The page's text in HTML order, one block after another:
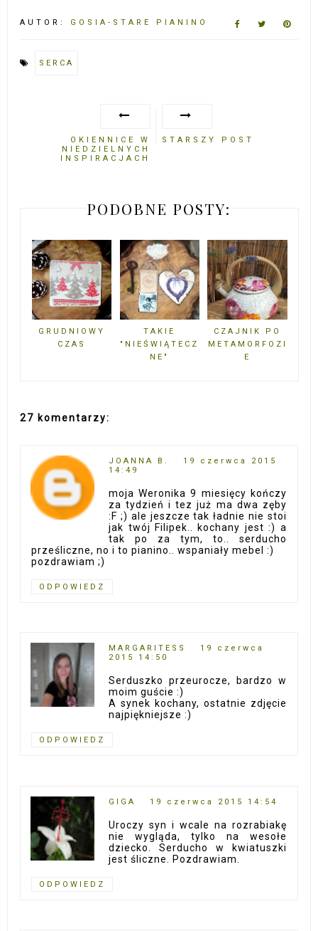
AUTOR: GOSIA-STARE PIANINO
SERCA
OKIENNICE W
NIEDZIELNYCH
INSPIRACJACH
STARSZY POST
PODOBNE POSTY:
GRUDNIOWY
CZAS
TAKIE
"NIEŚWIĄTECZ
NE"
CZAJNIK PO
METAMORFOZI
E
27 komentarzy:
JOANNA B.
19 czerwca 2015
14:49
moja Weronika 9 miesięcy kończy
za tydzień i tez już ma dwa zęby
:F ;) ale jeszcze tak ładnie nie stoi
jak twój Filipek.. kochany jest :) a
tak po za tym, to.. serducho
prześliczne, no i to pianino.. wspaniały mebel :)
pozdrawiam ;)
ODPOWIEDZ
MARGARITESS
19 czerwca
2015 14:50
Serduszko przeurocze, bardzo w
moim guście :)
A synek kochany, ostatnie zdjęcie
najpiękniejsze :)
ODPOWIEDZ
GIGA 19 czerwca 2015 14:54
Uroczy syn i wcale na rozrabiakę
nie wygląda, tylko na wesołe
dziecko. Serducho w kwiatuszki
jest śliczne. Pozdrawiam.
ODPOWIEDZ